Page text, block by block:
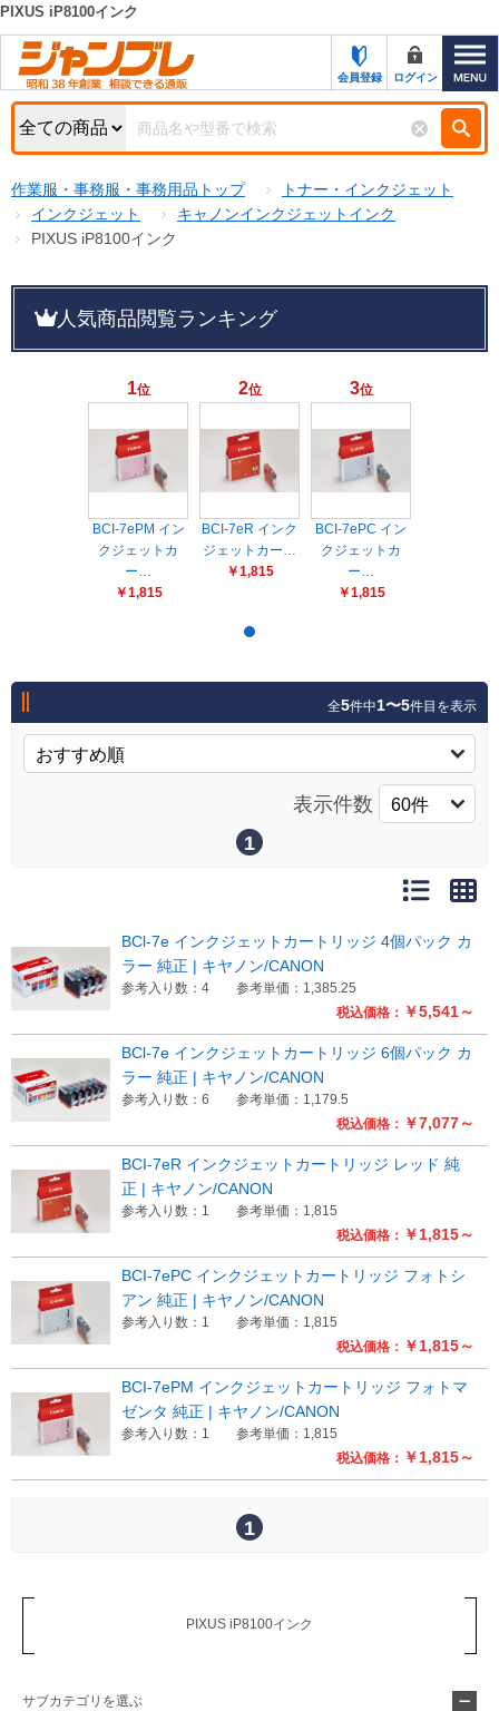
カテゴリー一覧
お知らせ
特集・キャンペーン一覧
初めての方へ
お問い合わせ
サポート＆ヘルプ
ジャンブレの特長
新規登録キャンペーン
メーカーカタログ一覧
試着サンプル無料貸し出し
ログアウト
Myページ 見積書 お気に入り
キーワード検索
検索条件
商品カテゴリから選ぶ
商品ステータスで絞る
キャンペーン
オリジナル
販売価格(税抜き)で絞る
円から
PIXUS iP8100インク
会員登録 ログイン
作業服・事務服・事務用品トップ
トナー・インクジェット
インクジェット
キャノンインクジェットインク
PIXUS iP8100インク
人気商品閲覧ランキング
1位
BCI-7ePM イン
クジェットカ
ー…
￥1,815
2位
BCI-7eR インク
ジェットカー…
￥1,815
3位
BCI-7ePC イン
クジェットカ
ー…
￥1,815
全5件中1〜5件目を表示
表示件数
1
税込価格： ￥5,541～
BCl-7e インクジェットカートリッジ 4個パック カ
ラー 純正 | キヤノン/CANON
参考入り数：4 参考単価：1,385.25
税込価格： ￥7,077～
BCl-7e インクジェットカートリッジ 6個パック カ
ラー 純正 | キヤノン/CANON
参考入り数：6 参考単価：1,179.5
税込価格： ￥1,815～
BCI-7eR インクジェットカートリッジ レッド 純
正 | キヤノン/CANON
参考入り数：1 参考単価：1,815
税込価格： ￥1,815～
BCI-7ePC インクジェットカートリッジ フォトシ
アン 純正 | キヤノン/CANON
参考入り数：1 参考単価：1,815
税込価格： ￥1,815～
BCI-7ePM インクジェットカートリッジ フォトマ
ゼンタ 純正 | キヤノン/CANON
参考入り数：1 参考単価：1,815
1
PIXUS iP8100インク
サブカテゴリを選ぶ